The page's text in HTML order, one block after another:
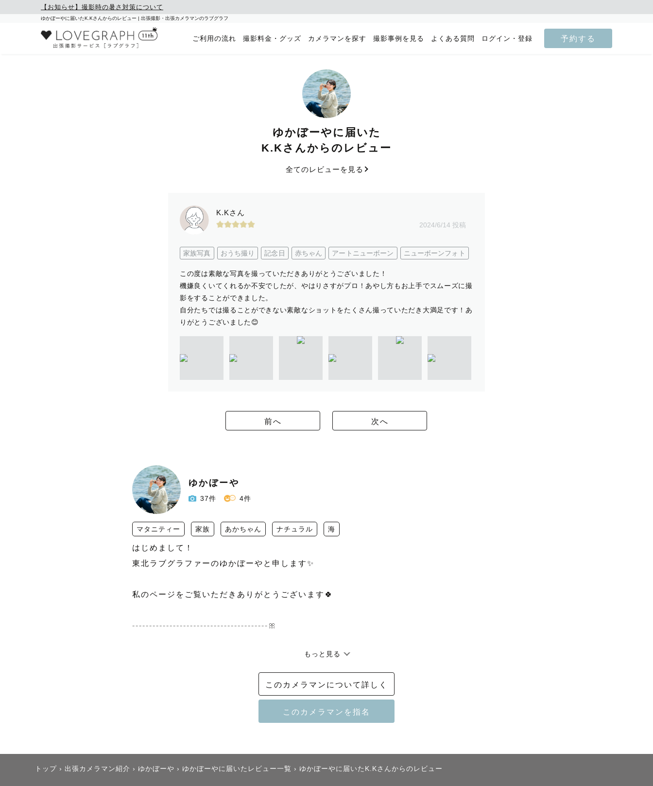
【お知らせ】撮影時の暑さ対策について
ゆかぼーやに届いたK.Kさんからのレビュー | 出張撮影・出張カメラマンのラブグラフ
ご利用の流れ 撮影料金・グッズ カメラマンを探す 撮影事例を見る よくある質問 ログイン・登録 予約する
ゆかぼーやに届いた
K.Kさんからのレビュー
全てのレビューを見る
K.Kさん
2024/6/14 投稿
家族写真 おうち撮り 記念日 赤ちゃん アートニューボーン ニューボーンフォト
この度は素敵な写真を撮っていただきありがとうございました！
機嫌良くいてくれるか不安でしたが、やはりさすがプロ！あやし方もお上手でスムーズに撮
影をすることができました。
自分たちでは撮ることができない素敵なショットをたくさん撮っていただき大満足です！あ
りがとうございました😊
前へ 次へ
ゆかぼーや
37件 4件
マタニティー 家族 あかちゃん ナチュラル 海
はじめまして！
東北ラブグラファーのゆかぼーやと申します✨
私のページをご覧いただきありがとうございます🍀
----------------------------------------🎀
🍼ナチュラルニューボーン認定カメラマン
----------------------------------------🎀
🫧写真は未来へのプレゼント🫧
もっと見る
このカメラマンについて詳しく
トップ › 出張カメラマン紹介 › ゆかぼーや › ゆかぼーやに届いたレビュー一覧 › ゆかぼーやに届いたK.Kさんからのレビュー